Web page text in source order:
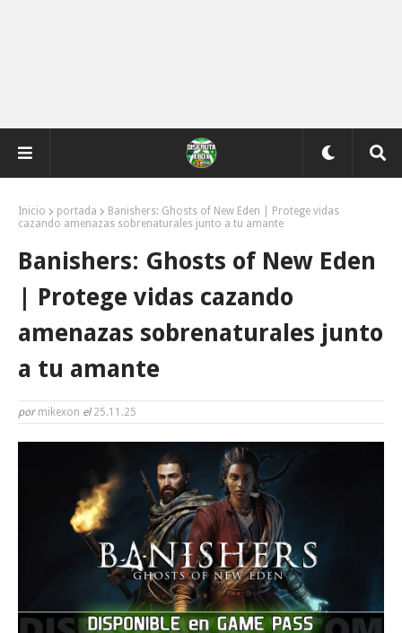
Inicio portada
Banishers: Ghosts of New Eden | Protege vidas
cazando amenazas sobrenaturales junto a tu amante
Banishers: Ghosts of New Eden
| Protege vidas cazando
amenazas sobrenaturales junto
a tu amante
por mikexon el25.11.25